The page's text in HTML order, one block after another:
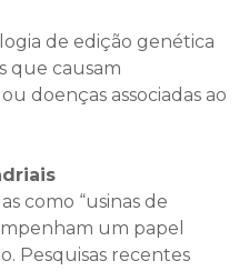
de edição genética
que causam
doenças associadas ao
como “usinas de
um papel
Pesquisas recentes